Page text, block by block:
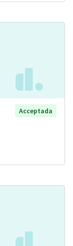
Acceptada